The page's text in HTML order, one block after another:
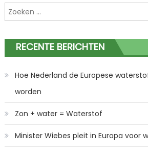
Zoeken
naar:
RECENTE BERICHTEN
Hoe Nederland de Europese
worden
Zon + water = Waterstof
Minister Wiebes pleit in Europa voor